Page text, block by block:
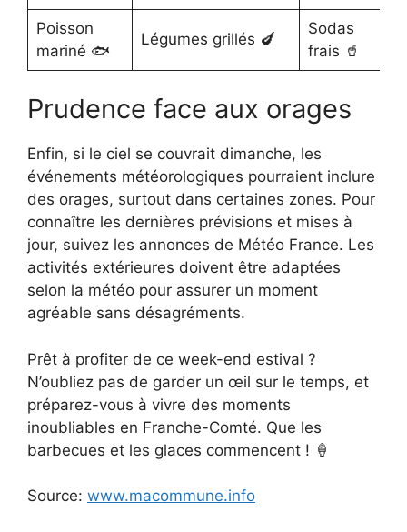
Poisson
mariné 🐟
Légumes grillés 🍆
Sodas
frais 🥤
Prudence face aux orages
Enfin, si le ciel se couvrait dimanche, les
événements météorologiques pourraient inclure
des orages, surtout dans certaines zones. Pour
connaître les dernières prévisions et mises à
jour, suivez les annonces de Météo France. Les
activités extérieures doivent être adaptées
selon la météo pour assurer un moment
agréable sans désagréments.
Prêt à profiter de ce week-end estival ?
N’oubliez pas de garder un œil sur le temps, et
préparez-vous à vivre des moments
inoubliables en Franche-Comté. Que les
barbecues et les glaces commencent ! 🍦
Source: www.macommune.info